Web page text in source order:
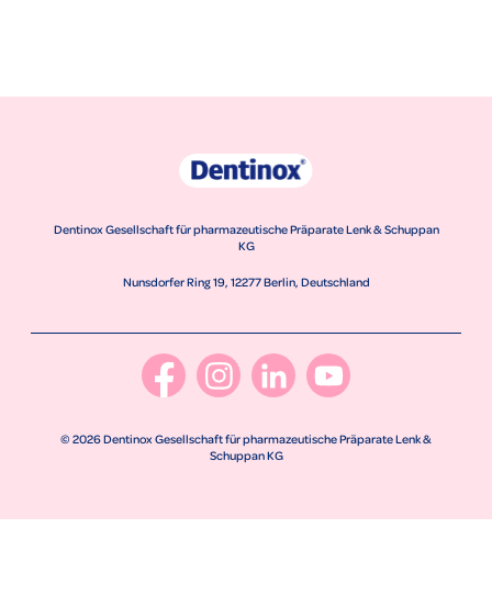
Dentinox Gesellschaft für pharmazeutische Präparate Lenk & Schuppan
KG
Nunsdorfer Ring 19, 12277 Berlin, Deutschland
© 2026 Dentinox Gesellschaft für pharmazeutische Präparate Lenk &
Schuppan KG